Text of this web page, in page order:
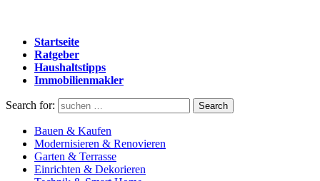
Startseite
Ratgeber
Haushaltstipps
Immobilienmakler
Search for: Search
Bauen & Kaufen
Modernisieren & Renovieren
Garten & Terrasse
Einrichten & Dekorieren